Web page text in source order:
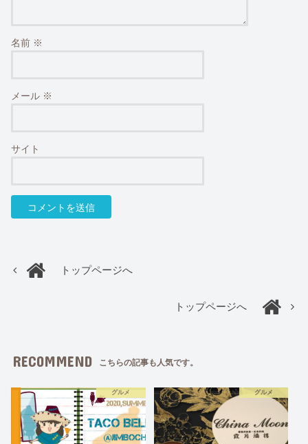
名前 ※
メール ※
サイト
トップページへ
トップページへ
RECOMMEND こちらの記事も人気です。
グルメ グルメ